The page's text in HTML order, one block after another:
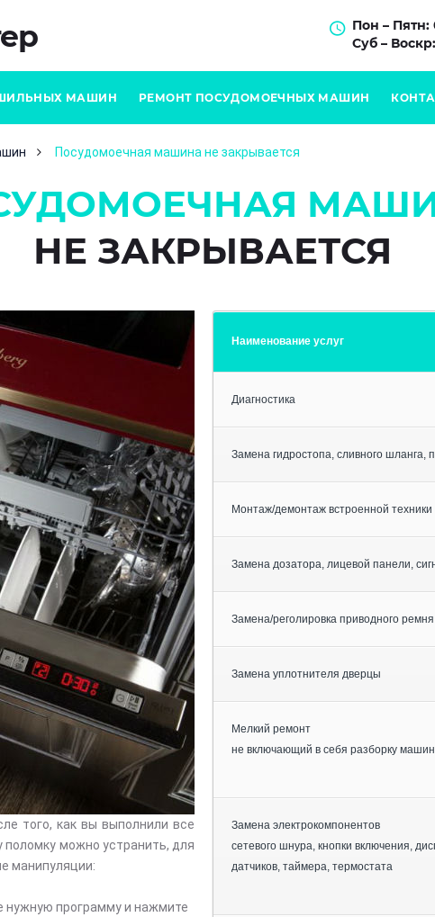
Пон – Пятн:
Суб –
МАШИН РЕМОНТ ПОСУДОМОЕЧНЫХ МАШИН
Посудомоечная машина не закрывается
НЕ ЗАКРЫВАЕТСЯ
Наименование услуг
Диагностика
Замена гидростопа, сливного шланга,
Монтаж/демонтаж встроенной техники
Замена дозатора, лицевой панели,
Замена/реголировка приводного
Замена уплотнителя дверцы
Мелкий ремонт
не включающий в себя разборку
Замена электрокомпонентов
сетевого шнура, кнопки включения,
датчиков, таймера, термостата
того, как вы выполнили все
поломку можно устранить, для
манипуляции:
нужную программу и нажмите